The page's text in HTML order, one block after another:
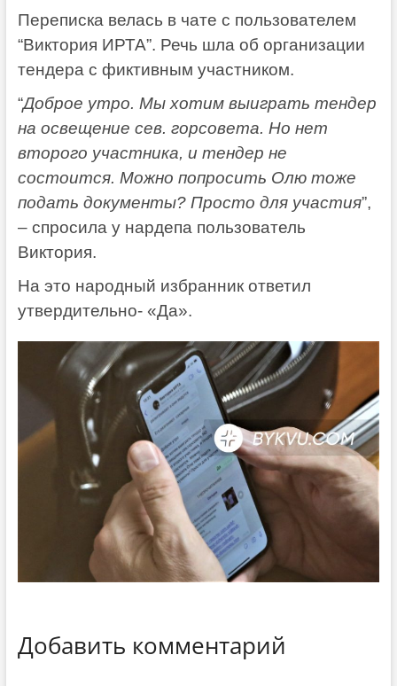
Переписка велась в чате с пользователем
“Виктория ИРТА”. Речь шла об организации
тендера с фиктивным участником.
“Доброе утро. Мы хотим выиграть тендер
на освещение сев. горсовета. Но нет
второго участника, и тендер не
состоится. Можно попросить Олю тоже
подать документы? Просто для участия”,
– спросила у нардепа пользователь
Виктория.
На это народный избранник ответил
утвердительно- «Да».
Добавить комментарий